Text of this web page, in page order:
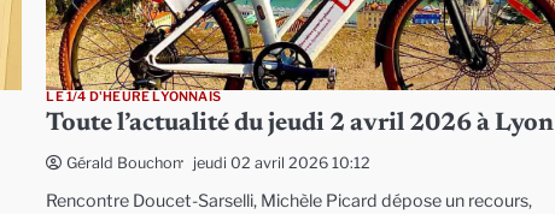
LE 1/4 D'HEURE LYONNAIS
Toute l’actualité du jeudi 2 avril 2026 à Lyon
Gérald Bouchon jeudi 02 avril 2026 10:12
Rencontre Doucet-Sarselli, Michèle Picard dépose un recours,